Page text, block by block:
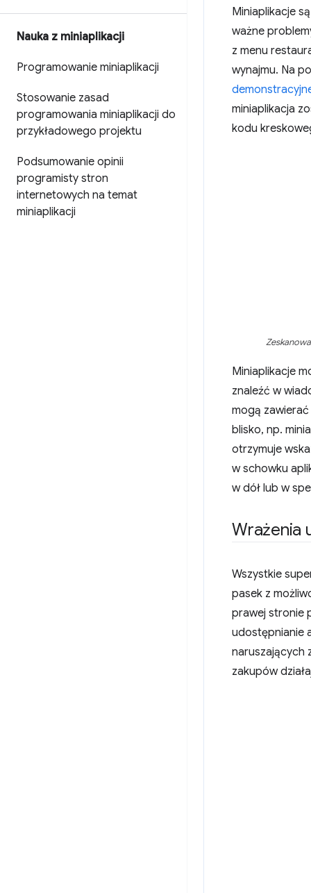
Nauka z miniaplikacji
Programowanie miniaplikacji
Stosowanie zasad
programowania miniaplikacji do
przykładowego projektu
Podsumowanie opinii
programisty stron
internetowych na temat
miniaplikacji
Miniaplikacje
ważne
z menu
wynajmu. Na
miniaplikacja
kodu
Miniaplikacje
znaleźć w
mogą
blisko, np.
otrzymuje
w schowku
w dół lub w
Wrażenia
Wszystkie
pasek z
prawej stronie
udostępnianie
naruszających
zakupów